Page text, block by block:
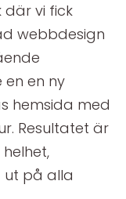
där vi fick
webbdesign
en ny
hemsida med
Resultatet är
ut på alla